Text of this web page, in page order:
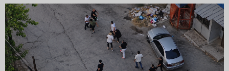
İmamoğlu’nda hijyen ve etiket kontrolü
Mustafa Özkan: "Yüreğir Belediye Başkan
Vekilliği seçimine ilişkin hukuki süreç başlatıldı"